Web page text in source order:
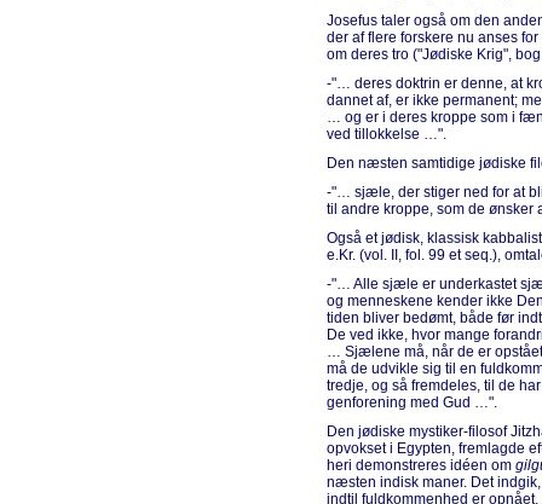
Josefus taler også om den
der af flere forskere nu anses
om deres tro ("Jødiske Krig",
-"… deres doktrin er denne, at
dannet af, er ikke permanent;
… og er i deres kroppe som i
ved tillokkelse …".
Den næsten samtidige jødiske
-"… sjæle, der stiger ned for at
til andre kroppe, som de ønsker
Også et jødisk, klassisk
e.Kr. (vol. II, fol. 99 et seq.),
-"… Alle sjæle er underkastet
og menneskene kender ikke
tiden bliver bedømt, både før
De ved ikke, hvor mange
… Sjælene må, når de er
må de udvikle sig til en
tredje, og så fremdeles, til de
genforening med Gud …".
Den jødiske mystiker-filosof
opvokset i Egypten, fremlagde
heri demonstreres idéen om
næsten indisk maner. Det
indtil fuldkommenhed er